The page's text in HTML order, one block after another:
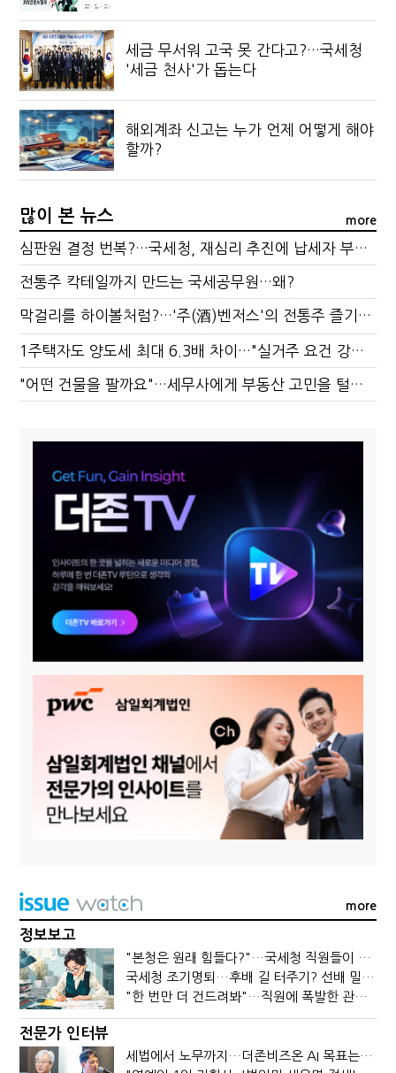
세금 무서워 고국 못 간다고?…국세청
'세금 천사'가 돕는다
해외계좌 신고는 누가 언제 어떻게 해야
할까?
많이 본 뉴스 more
심판원 결정 번복?…국세청, 재심리 추진에 납세자 부담 우려
전통주 칵테일까지 만드는 국세공무원…왜?
막걸리를 하이볼처럼?…'주(酒)벤저스'의 전통주 즐기는 법
1주택자도 양도세 최대 6.3배 차이…"실거주 요건 강화하자"
"어떤 건물을 팔까요"…세무사에게 부동산 고민을 털어놓는 이유
more
정보보고
"본청은 원래 힘들다?"…국세청 직원들이 떠나는 이유
국세청 조기명퇴…후배 길 터주기? 선배 밀어내기?
"한 번만 더 건드려봐"…직원에 폭발한 관세청장, 왜?
전문가 인터뷰
세법에서 노무까지…더존비즈온 AI 목표는 '전문가의 시간'